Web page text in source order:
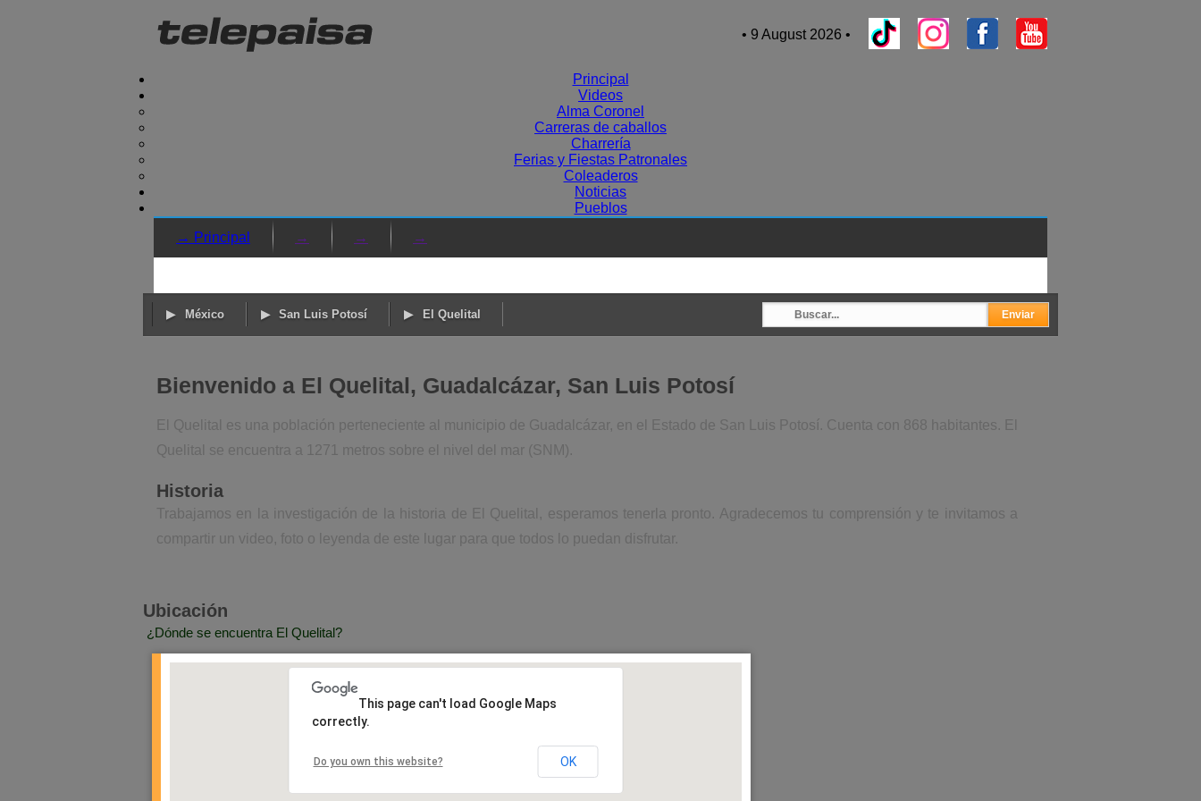
• 9 August 2026 •
Principal
Videos
Alma Coronel
Carreras de caballos
Charrería
Ferias y Fiestas Patronales
Coleaderos
Noticias
Pueblos
→ Principal
→ → →
México San Luis Potosí El Quelital
Bienvenido a El Quelital, Guadalcázar, San Luis Potosí
El Quelital es una población perteneciente al municipio de Guadalcázar, en el Estado de San Luis Potosí. Cuenta con 868 habitantes. El
Quelital se encuentra a 1271 metros sobre el nivel del mar (SNM).
Historia
Trabajamos en la investigación de la historia de El Quelital, esperamos tenerla pronto. Agradecemos tu comprensión y te invitamos a
compartir un video, foto o leyenda de este lugar para que todos lo puedan disfrutar.
Ubicación
¿Dónde se encuentra El Quelital?
This page can't load Google Maps
correctly.
Do you own this website? OK